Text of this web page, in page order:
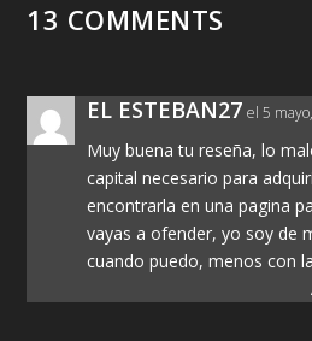
13 COMMENTS
EL ESTEBAN27 el 5
Muy buena tu reseña, lo
capital necesario para
encontrarla en una pagina
vayas a ofender, yo soy de
cuando puedo, menos con